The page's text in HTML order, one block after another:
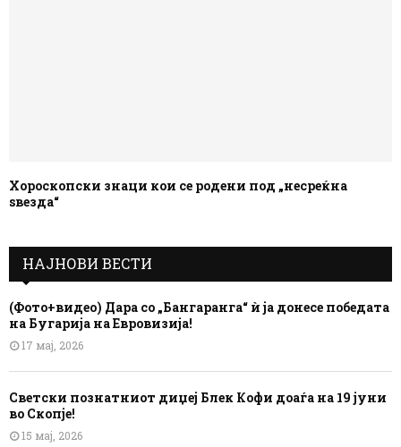
Хороскопски знаци кои се родени под „несреќна
ѕвезда“
НАЈНОВИ ВЕСТИ
(Фото+видео) Дара со „Бангаранга“ ѝ ја донесе победата
на Бугарија на Евровизија!
17 мај, 2026
Светски познатниот диџеј Блек Кофи доаѓа на 19 јуни
во Скопје!
15 мај, 2026